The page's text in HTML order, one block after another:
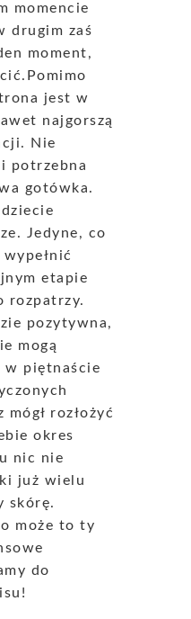
momencie
drugim zaś
moment,
jest w
najgorszą
Nie
potrzebna
gotówka.
Jedyne, co
etapie
rozpatrzy.
pozytywna,
mogą
w piętnaście
rozłożyć
okres
nic nie
już wielu
skórę.
może to ty
do